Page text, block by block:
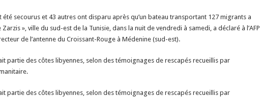
été secourus et 43 autres ont disparu après qu’un bateau transportant 127 migrants a
», ville du sud-est de la Tunisie, dans la nuit de vendredi à samedi, a déclaré à l’AFP
de l’antenne du Croissant-Rouge à Médenine (sud-est).
partie des côtes libyennes, selon des témoignages de rescapés recueillis par
partie des côtes libyennes, selon des témoignages de rescapés recueillis par